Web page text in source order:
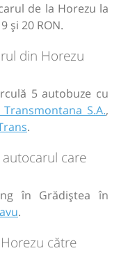
de la Horezu la
și 20 RON.
din Horezu
5 autobuze cu
S.A.,
.
care
în Grădiștea în
.
către